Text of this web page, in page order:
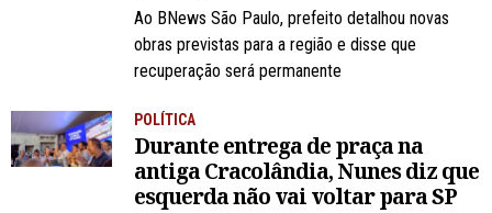
Ao BNews São Paulo, prefeito detalhou novas
obras previstas para a região e disse que
recuperação será permanente
POLÍTICA
Durante entrega de praça na
antiga Cracolândia, Nunes diz que
esquerda não vai voltar para SP